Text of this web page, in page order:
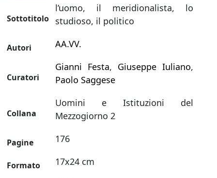
Sottotitolo
l’uomo, il meridionalista, lo
studioso, il politico
Autori AA.VV.
Curatori
Gianni Festa, Giuseppe Iuliano,
Paolo Saggese
Collana
Uomini e Istituzioni del
Mezzogiorno 2
Pagine 176
Formato 17x24 cm